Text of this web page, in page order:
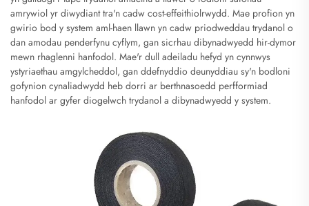
amrywiol yr diwydiant tra'n cadw cost-effeithiolrwydd. Mae profion yn
gwirio bod y system aml-haen llawn yn cadw priodweddau trydanol o
dan amodau penderfynu cyflym, gan sicrhau dibynadwyedd hir-dymor
mewn rhaglenni hanfodol. Mae'r dull adeiladu hefyd yn cynnwys
ystyriaethau amgylcheddol, gan ddefnyddio deunyddiau sy'n bodloni
gofynion cynaliadwydd heb dorri ar berthnasoedd perfformiad
hanfodol ar gyfer diogelwch trydanol a dibynadwyedd y system.